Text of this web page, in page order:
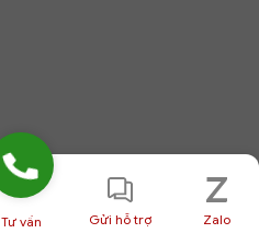
Tư vấn Gửi hỗ trợ Zalo